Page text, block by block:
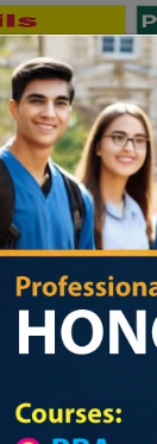
Public
School Category